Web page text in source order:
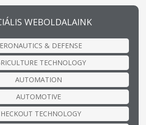
WEBOLDALAINK
& DEFENSE
TECHNOLOGY
AUTOMATION
AUTOMOTIVE
TECHNOLOGY